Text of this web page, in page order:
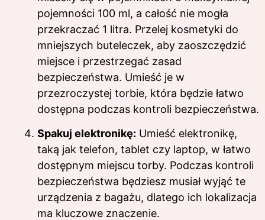
pojemności 100 ml, a całość nie mogła
przekraczać 1 litra. Przelej kosmetyki do
mniejszych buteleczek, aby zaoszczędzić
miejsce i przestrzegać zasad
bezpieczeństwa. Umieść je w
przezroczystej torbie, która będzie łatwo
dostępna podczas kontroli bezpieczeństwa.
Spakuj elektronikę: Umieść elektronikę,
taką jak telefon, tablet czy laptop, w łatwo
dostępnym miejscu torby. Podczas kontroli
bezpieczeństwa będziesz musiał wyjąć te
urządzenia z bagażu, dlatego ich lokalizacja
ma kluczowe znaczenie.